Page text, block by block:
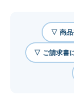
▽ 商品
▽ ご請求書